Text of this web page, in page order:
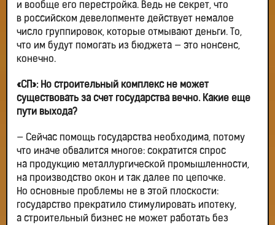
и вообще его перестройка. Ведь не секрет, что
в российском девелопменте действует немалое
число группировок, которые отмывают деньги. То,
что им будут помогать из бюджета — это нонсенс,
конечно.
«СП»: Но строительный комплекс не может
существовать за счет государства вечно. Какие еще
пути выхода?
— Сейчас помощь государства необходима, потому
что иначе обвалится многое: сократится спрос
на продукцию металлургической промышленности,
на производство окон и так далее по цепочке.
Но основные проблемы не в этой плоскости:
государство прекратило стимулировать ипотеку,
а строительный бизнес не может работать без